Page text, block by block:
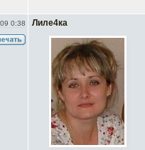
0:38 Лиле4ка